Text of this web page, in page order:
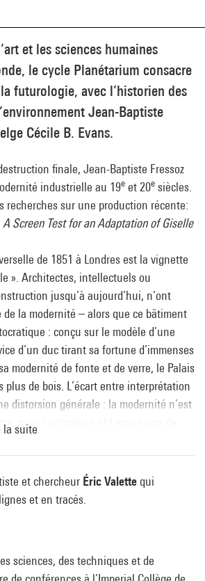
et les sciences humaines
le cycle Planétarium consacre
futurologie, avec l’historien des
Jean-Baptiste
Cécile B. Evans.
finale, Jean-Baptiste Fressoz
industrielle au 19e et 20e siècles.
recherches sur une production récente:
A Screen Test for an Adaptation of Giselle
de 1851 à Londres est la vignette
». Architectes, intellectuels ou
jusqu’à aujourd’hui, n’ont
de la modernité – alors que ce bâtiment
: conçu sur le modèle d’une
d’un duc tirant sa fortune d’immenses
modernité de fonte et de verre, le Palais
de bois. L’écart entre interprétation
distorsion générale : la modernité n’est
mais l’intrication et l’expansion de
propose une histoire nouvelle de la
la suite
et chercheur Éric Valettequi
et en tracés.
sciences, des techniques et de